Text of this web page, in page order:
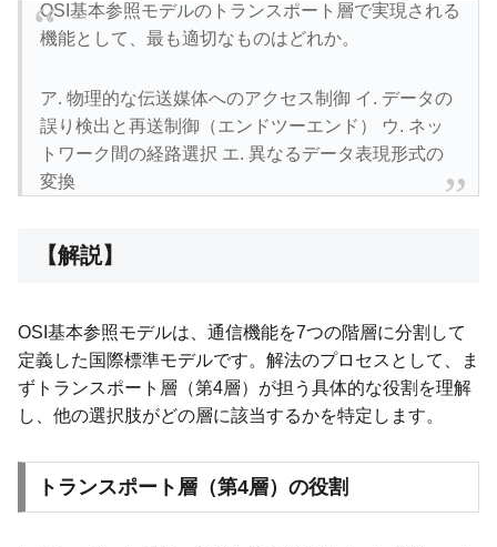
OSI基本参照モデルのトランスポート層で実現される
機能として、最も適切なものはどれか。
ア. 物理的な伝送媒体へのアクセス制御 イ. データの
誤り検出と再送制御（エンドツーエンド） ウ. ネッ
トワーク間の経路選択 エ. 異なるデータ表現形式の
変換
【解説】
OSI基本参照モデルは、通信機能を7つの階層に分割して
定義した国際標準モデルです。解法のプロセスとして、ま
ずトランスポート層（第4層）が担う具体的な役割を理解
し、他の選択肢がどの層に該当するかを特定します。
トランスポート層（第4層）の役割